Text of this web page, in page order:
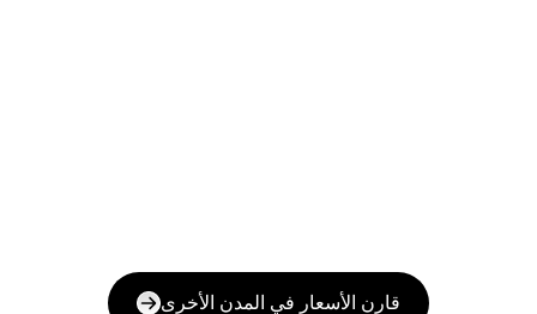
قارن الأسعار في المدن الأخرى